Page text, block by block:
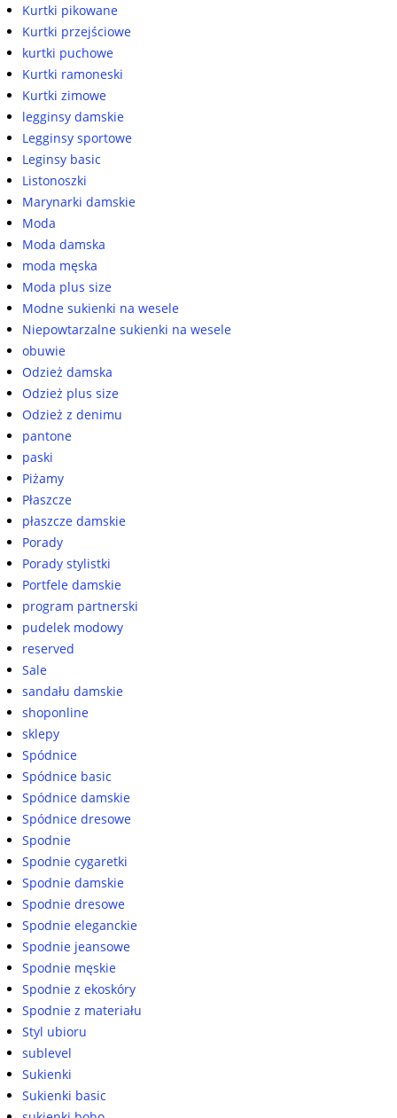
Kurtki pikowane
Kurtki przejściowe
kurtki puchowe
Kurtki ramoneski
Kurtki zimowe
legginsy damskie
Legginsy sportowe
Leginsy basic
Listonoszki
Marynarki damskie
Moda
Moda damska
moda męska
Moda plus size
Modne sukienki na wesele
Niepowtarzalne sukienki na wesele
obuwie
Odzież damska
Odzież plus size
Odzież z denimu
pantone
paski
Piżamy
Płaszcze
płaszcze damskie
Porady
Porady stylistki
Portfele damskie
program partnerski
pudelek modowy
reserved
Sale
sandału damskie
shoponline
sklepy
Spódnice
Spódnice basic
Spódnice damskie
Spódnice dresowe
Spodnie
Spodnie cygaretki
Spodnie damskie
Spodnie dresowe
Spodnie eleganckie
Spodnie jeansowe
Spodnie męskie
Spodnie z ekoskóry
Spodnie z materiału
Styl ubioru
sublevel
Sukienki
Sukienki basic